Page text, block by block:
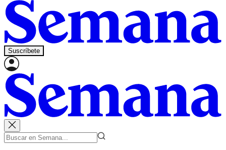
Suscríbete